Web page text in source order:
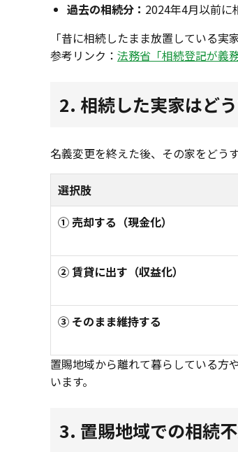
過去の相続分： 2024年4月以前に
「昔に相続したまま放置している
参考リンク： 法務省「相続登記が義
2. 相続した実家はど
名義変更を終えた後、その家をどう
選択肢
① 売却する（現金化）
② 賃貸に出す（収益化）
③ そのまま維持する
置賜地域から離れて暮らしている方
います。
3. 置賜地域での相続